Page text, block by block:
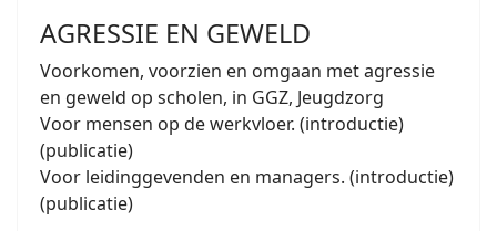
AGRESSIE EN GEWELD
Voorkomen, voorzien en omgaan met agressie
en geweld op scholen, in GGZ, Jeugdzorg
Voor mensen op de werkvloer. (introductie)
(publicatie)
Voor leidinggevenden en managers. (introductie)
(publicatie)